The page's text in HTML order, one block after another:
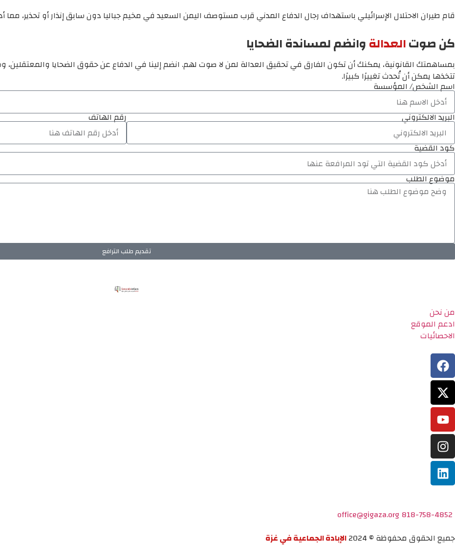
قام طيران الاحتلال الإسرائيلي باستهداف رجال الدفاع المدني قرب مستوصف اليمن السعيد في مخيم جباليا دون سابق إنذار أو تحذير،
كن صوتالعدالةوانضم لمساندة الضحايا
بمساهمتك القانونية، يمكنك أن تكون الفارق في تحقيق العدالة لمن لا صوت لهم. انضم إلينا في الدفاع عن حقوق الضحايا
تتخذها يمكن أن تُحدث تغييرًا كبيرًا.
اسم الشخص/ المؤسسة
البريد الالكتروني رقم الهاتف
كود القضية
موضوع الطلب
تقديم طلب الترافع
من نحن
ادعم الموقع
الاحصائيات
818-758-4852
office@gigaza.org
جميع الحقوق محفوظة © 2024
الإبادة الجماعية في غزة